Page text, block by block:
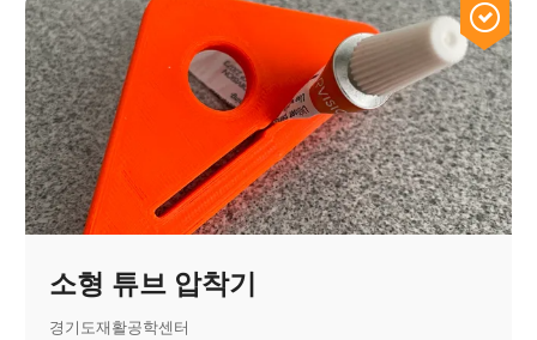
소형 튜브 압착기
경기도재활공학센터